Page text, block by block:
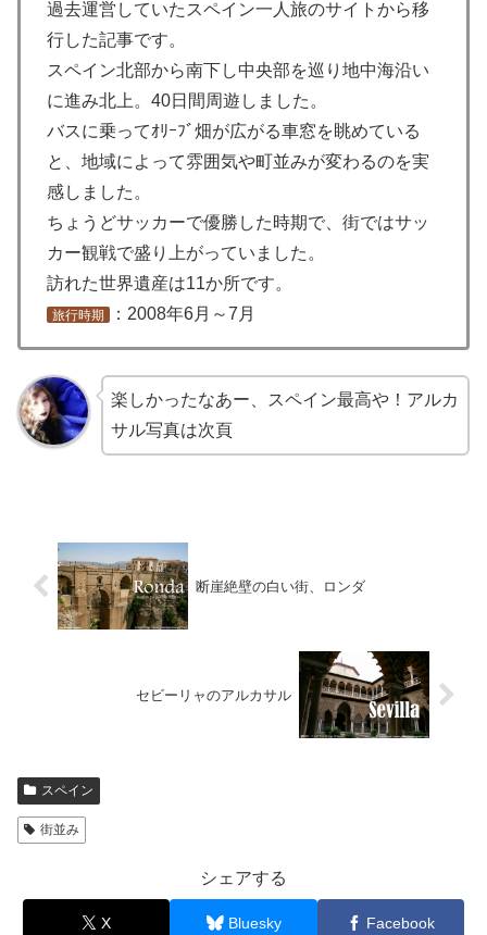
過去運営していたスペイン一人旅のサイトから移
行した記事です。
スペイン北部から南下し中央部を巡り地中海沿い
に進み北上。40日間周遊しました。
バスに乗ってｵﾘｰﾌﾞ畑が広がる車窓を眺めている
と、地域によって雰囲気や町並みが変わるのを実
感しました。
ちょうどサッカーで優勝した時期で、街ではサッ
カー観戦で盛り上がっていました。
訪れた世界遺産は11か所です。
旅行時期 ：2008年6月～7月
楽しかったなあー、スペイン最高や！アルカ
サル写真は次頁
断崖絶壁の白い街、ロンダ
セビーリャのアルカサル
スペイン
街並み
シェアする
X Bluesky Facebook